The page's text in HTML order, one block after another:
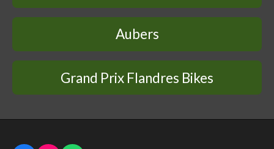
Aubers
Grand Prix Flandres Bikes